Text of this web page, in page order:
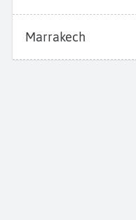
Marrakech